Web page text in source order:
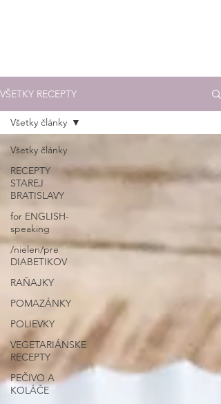
VŠETKY RECEPTY
Všetky články
RECEPTY
STAREJ
BRATISLAVY
for ENGLISH-
speaking
/nielen/pre
DIABETIKOV
RAŇAJKY
POMAZÁNKY
POLIEVKY
VEGETARIÁNSKE
RECEPTY
PEČIVO A
KOLÁČE
Všetky články